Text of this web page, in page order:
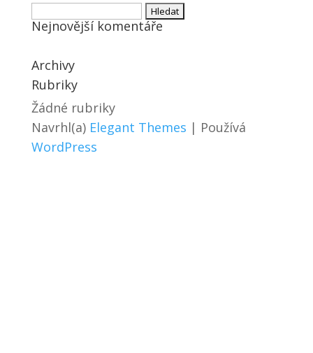
Vyhledávání
Nejnovější komentáře
Archivy
Rubriky
Žádné rubriky
Navrhl(a) Elegant Themes | Používá
WordPress